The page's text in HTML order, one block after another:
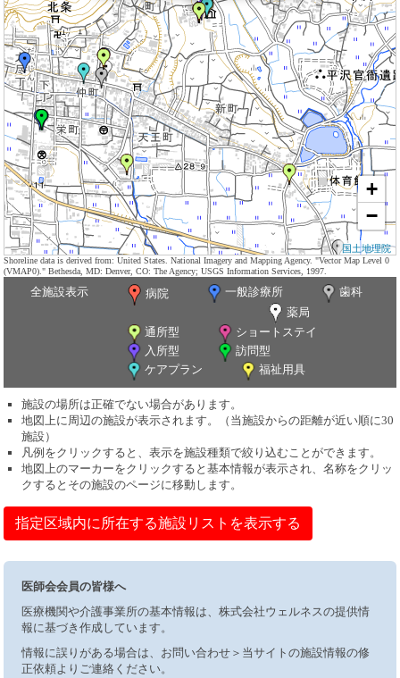
+
−
国土地理院
Shoreline data is derived from: United States. National Imagery and Mapping Agency. "Vector Map Level 0
(VMAP0)." Bethesda, MD: Denver, CO: The Agency; USGS Information Services, 1997.
全施設表示 病院 一般診療所
歯科
薬局
通所型
ショートステイ
入所型
訪問型
ケアプラン
福祉用具
施設の場所は正確でない場合があります。
地図上に周辺の施設が表示されます。（当施設からの距離が近い順に30
施設）
凡例をクリックすると、表示を施設種類で絞り込むことができます。
地図上のマーカーをクリックすると基本情報が表示され、名称をクリッ
クするとその施設のページに移動します。
指定区域内に所在する施設リストを表示する
医師会会員の皆様へ
医療機関や介護事業所の基本情報は、株式会社ウェルネスの提供情
報に基づき作成しています。
情報に誤りがある場合は、お問い合わせ＞当サイトの施設情報の修
正依頼よりご連絡ください。